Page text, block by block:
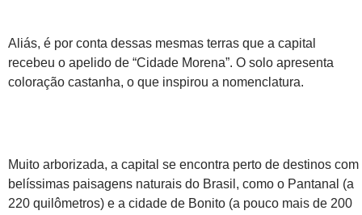
Aliás, é por conta dessas mesmas terras que a capital
recebeu o apelido de “Cidade Morena”. O solo apresenta
coloração castanha, o que inspirou a nomenclatura.
Muito arborizada, a capital se encontra perto de destinos com
belíssimas paisagens naturais do Brasil, como o Pantanal (a
220 quilômetros) e a cidade de Bonito (a pouco mais de 200